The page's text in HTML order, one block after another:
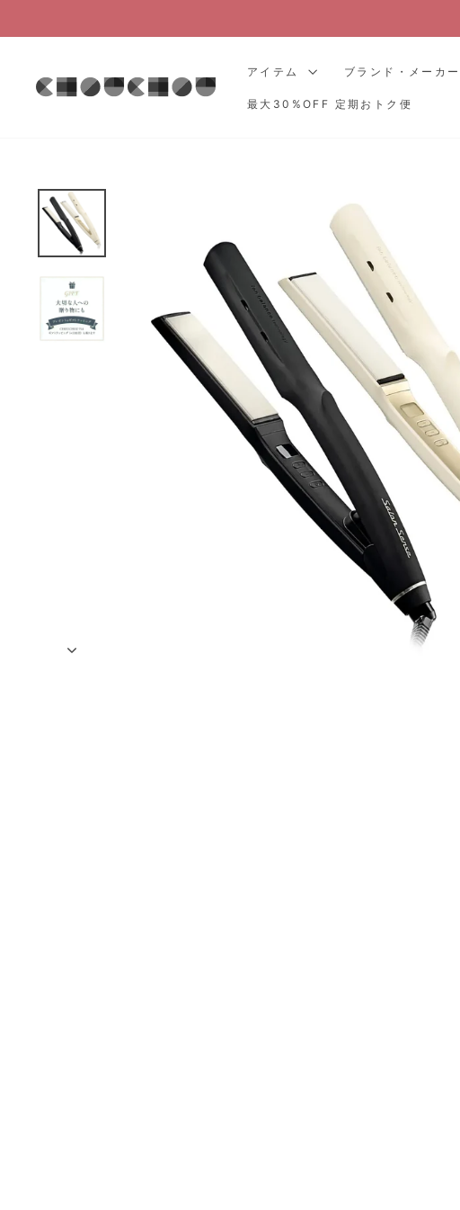
アイテム ブランド・メーカー
最大30%OFF 定期おトク便